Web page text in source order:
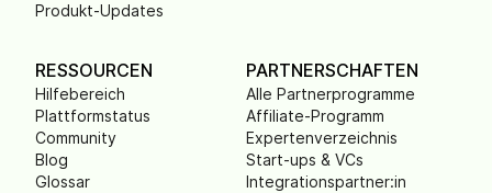
Produkt-Updates
RESSOURCEN
Hilfebereich
Plattformstatus
Community
Blog
Glossar
PARTNERSCHAFTEN
Alle Partnerprogramme
Affiliate-Programm
Expertenverzeichnis
Start-ups & VCs
Integrationspartner:in